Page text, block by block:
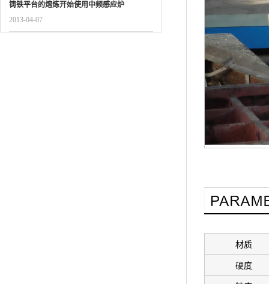
铸铁平台的熔炼开始使用中频感应炉
2013-04-07
材质
硬度